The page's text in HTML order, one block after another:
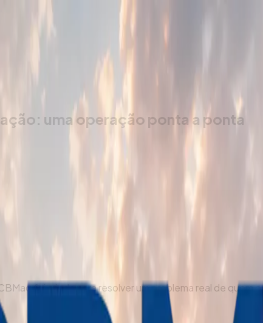
alta performance
foi criada para resolver um problema real de quem